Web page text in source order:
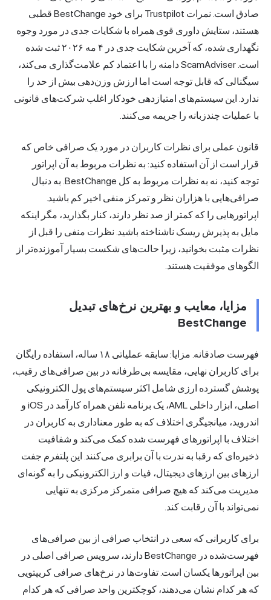
صادق است. نمرات Trustpilot برای خود BestChange قطبی
هستند، ستایش داوری قوی همراه با شکایات جدی در مورد وجوه
نگهداری شده، که آخرین شکایت جدی در ۴ مه ۲۰۲۶ ثبت شده
است. ScamAdviser دامنه را با اعتماد کم علامت‌گذاری می‌کند،
سیگنالی که قابل توجه است اما ارزش وزن‌دهی بیش از حد را
ندارد. این سیستم‌های امتیازدهی خودکار اغلب شرکت‌های قانونی
با عملیات چندزبانه را جریمه می‌کنند.
قانون عملی برای نظرات کاربران در مورد یک صرافی خاص که
قرار است از آن استفاده کنید: به نظرات مربوط به آن اپراتور
توجه کنید، نه به نظرات مربوط به کل BestChange. به دنبال
صرافی‌هایی با هزاران نظر و تمرکز منفی اخیر کم باشید.
اپراتورهایی را که کمتر از صد نظر دارند، کنار بگذارید، مگر اینکه
مایل به پذیرش ریسک ناشناخته باشید. نظرات منفی را قبل از
نظرات مثبت بخوانید، زیرا حالت‌های شکست بسیار آموزنده‌تر از
الگوهای موفقیت هستند.
مزایا، معایب و بهترین نرخ‌های تبدیل
BestChange
فهرست صادقانه. مزایا: سابقه عملیاتی ۱۸ ساله، استفاده رایگان
برای کاربران نهایی، مقایسه بی‌طرفانه در بین صرافی‌های رقیب،
پوشش گسترده ارزی شامل اکثر سیستم‌های پول الکترونیکی
اصلی، ابزار داخلی AML، یک برنامه تلفن همراه کارآمد در iOS و
اندروید، میانجیگری اختلاف که به طور معناداری به کاربران در
اختلاف با اپراتورهای فهرست شده کمک می‌کند و شفافیت
ذخیره‌ای که رقبا به ندرت با آن برابری می‌کنند. این پلتفرم جفت
ارزهای بین ارزهای دیجیتال، فیات و ارز الکترونیکی را به گونه‌ای
مدیریت می‌کند که هیچ صرافی متمرکز مرکزی به تنهایی
نمی‌تواند با آن رقابت کند.
برای کاربرانی که سعی در انتخاب صرافی از بین صرافی‌های
فهرست‌شده در BestChange دارند، سرویس صرافی اصلی در
بین اپراتورها یکسان است. تفاوت‌ها در نرخ‌های صرافی کریپتویی
که هر کدام نشان می‌دهند، کوچکترین واحد صرافی که هر کدام